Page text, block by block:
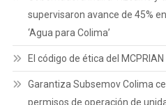
supervisaron avance de 45%
‘Agua para Colima’
El código de ética del
Garantiza Subsemov Colima
permisos de operación de